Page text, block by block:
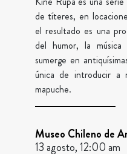
de títeres, en
el resultado es una
del humor, la
sumerge en
única de introducir a
mapuche.
Museo Chileno de
13 agosto, 12:00 am